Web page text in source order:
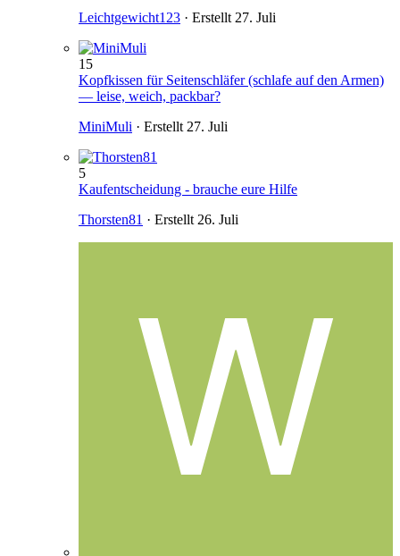
Leichtgewicht123 · Erstellt 27. Juli
15
Kopfkissen für Seitenschläfer (schlafe auf den Armen)
— leise, weich, packbar?
MiniMuli · Erstellt 27. Juli
5
Kaufentscheidung - brauche eure Hilfe
Thorsten81 · Erstellt 26. Juli